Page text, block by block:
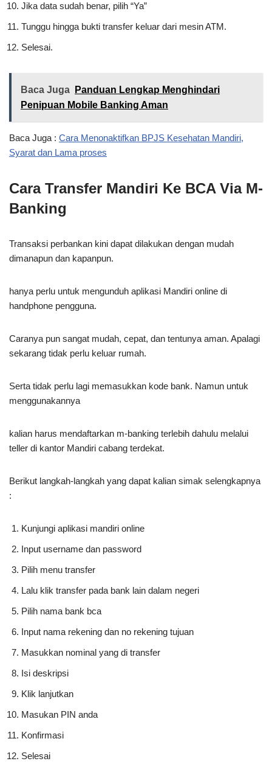
Jika data sudah benar, pilih “Ya”
Tunggu hingga bukti transfer keluar dari mesin ATM.
Selesai.
Baca Juga
Panduan Lengkap Menghindari
Penipuan Mobile Banking Aman
Baca Juga : Cara Menonaktifkan BPJS Kesehatan Mandiri,
Syarat dan Lama proses
Cara Transfer Mandiri Ke BCA Via M-
Banking
Transaksi perbankan kini dapat dilakukan dengan mudah
dimanapun dan kapanpun.
hanya perlu untuk mengunduh aplikasi Mandiri online di
handphone pengguna.
Caranya pun sangat mudah, cepat, dan tentunya aman. Apalagi
sekarang tidak perlu keluar rumah.
Serta tidak perlu lagi memasukkan kode bank. Namun untuk
menggunakannya
kalian harus mendaftarkan m-banking terlebih dahulu melalui
teller di kantor Mandiri cabang terdekat.
Berikut langkah-langkah yang dapat kalian simak selengkapnya
:
Kunjungi aplikasi mandiri online
Input username dan password
Pilih menu transfer
Lalu klik transfer pada bank lain dalam negeri
Pilih nama bank bca
Input nama rekening dan no rekening tujuan
Masukkan nominal yang di transfer
Isi deskripsi
Klik lanjutkan
Masukan PIN anda
Konfirmasi
Selesai